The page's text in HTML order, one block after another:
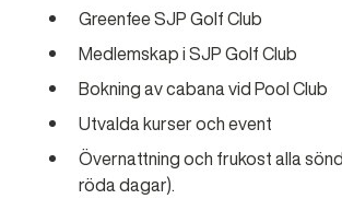
Greenfee SJP Golf Club
Medlemskap i SJP Golf Club
Bokning av cabana vid Pool Club
Utvalda kurser och event
Övernattning och frukost alla
röda dagar).